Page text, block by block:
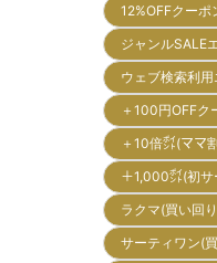
12%OFFクーポ
ジャンル
ウェブ検索利
＋100円OFF
＋10倍㌽(マ
＋1,000㌽(初
ラクマ(買い回
サーティワン(